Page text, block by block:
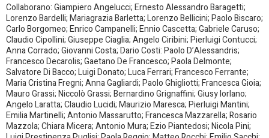
Collaborano: Giampiero Angelucci; Ernesto Alessandro Baragetti;
Lorenzo Bardelli; Mariagrazia Barletta; Lorenzo Bellicini; Paolo Biscaro;
Carlo Borgomeo; Enrico Campanelli; Ennio Cascetta; Gabriele Caruso;
Claudio Cipollini; Giuseppe Ciaglia; Angelo Ciribini; Pierluigi Contucci;
Anna Corrado; Giovanni Costa; Dario Costi: Paolo D’Alessandris;
Francesco Decarolis; Gaetano De Francesco; Paola Delmonte;
Salvatore Di Bacco; Luigi Donato; Luca Ferrari; Francesco Ferrante;
Maria Cristina Fregni; Anna Gagliardi; Paolo Ghigliotti; Francesca Gioia;
Mauro Grassi; Niccolò Grassi; Bernardino Grignaffini; Giusy Iorlano;
Angelo Laratta; Claudio Lucidi; Maurizio Maresca; Pierluigi Mantini;
Emilia Martinelli; Antonio Massarutto; Francesca Mazzarella; Rosario
Mazzola; Chiara Micera; Antonio Mura; Ezio Piantedosi; Nicola Pini;